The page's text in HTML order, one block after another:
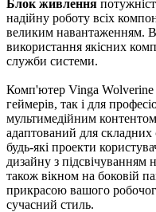
Блок живлення
надійну роботу всіх
великим навантаженням.
використання якісних
служби системи.
Комп'ютер Vinga Wolverine
геймерів, так і для
мультимедійним
адаптований для складних
будь-які проекти
дизайну з підсвічуванням
також вікном на боковій
прикрасою вашого
сучасний стиль.